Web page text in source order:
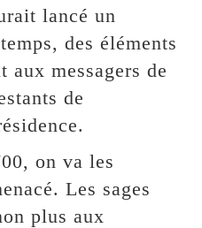
lancé un
des éléments
aux messagers de
de
on va les
Les sages
plus aux